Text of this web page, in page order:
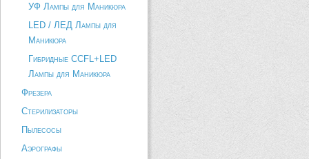
УФ Лампы для Маникюра
LED / ЛЕД Лампы для
Маникюра
Гибридные CCFL+LED
Лампы для Маникюра
Фрезера
Стерилизаторы
Пылесосы
Аэрографы